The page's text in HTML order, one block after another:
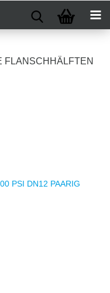
FLANSCHHÄLFTEN